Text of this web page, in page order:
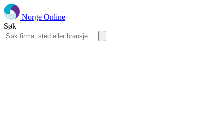
Norge Online
Søk